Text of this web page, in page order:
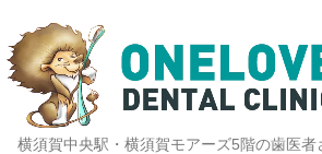
横須賀中央駅・横須賀モアーズ5階の歯医者